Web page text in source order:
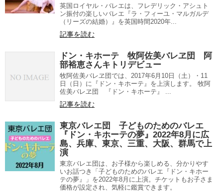
英国ロイヤル・バレエは、フレデリック・アシュト
ン振付の楽しいバレエ『ラ・フィーユ・マルガルデ
（リーズの結婚）』を英国時間2020年...
記事を読む
ドン・キホーテ 牧阿佐美バレヱ団 阿
部裕恵さんキトリデビュー
牧阿佐美バレヱ団では、2017年6月10日（土）・11
日（日）に『ドン・キホーテ』を上演します。 牧阿
佐美バレヱ団 『ドン・キホーテ』 ...
記事を読む
東京バレエ団 子どものためのバレエ
『ドン・キホーテの夢』2022年8月に広
島、兵庫、東京、三重、大阪、群馬で上
演
東京バレエ団は、お子様から楽しめる、分かりやす
いお話つき「子どものためのバレエ『ドン・キホー
テの夢』」を2022年8月に上演。チケットもお子さま
価格が設定され、気軽に鑑賞できます。